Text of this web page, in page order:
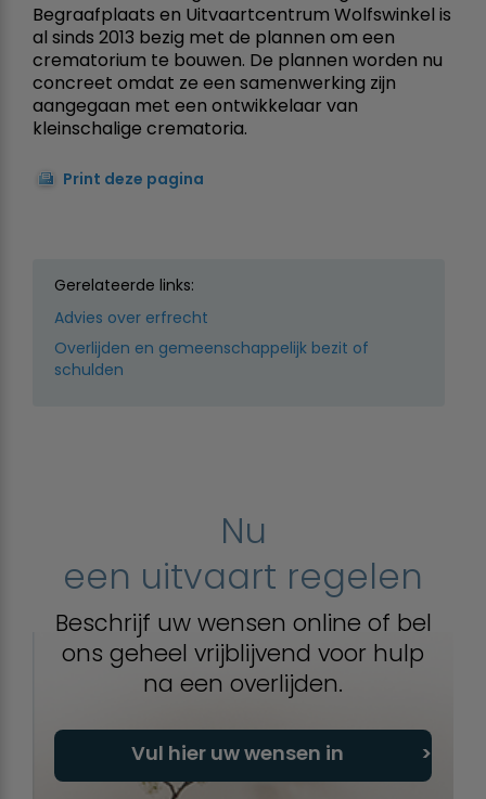
Begraafplaats en Uitvaartcentrum Wolfswinkel is
al sinds 2013 bezig met de plannen om een
crematorium te bouwen. De plannen worden nu
concreet omdat ze een samenwerking zijn
aangegaan met een ontwikkelaar van
kleinschalige crematoria.
Print deze pagina
Gerelateerde links:
Advies over erfrecht
Overlijden en gemeenschappelijk bezit of
schulden
Nu
een uitvaart regelen
Beschrijf uw wensen online of bel
ons geheel vrijblijvend voor hulp
na een overlijden.
Vul hier uw wensen in